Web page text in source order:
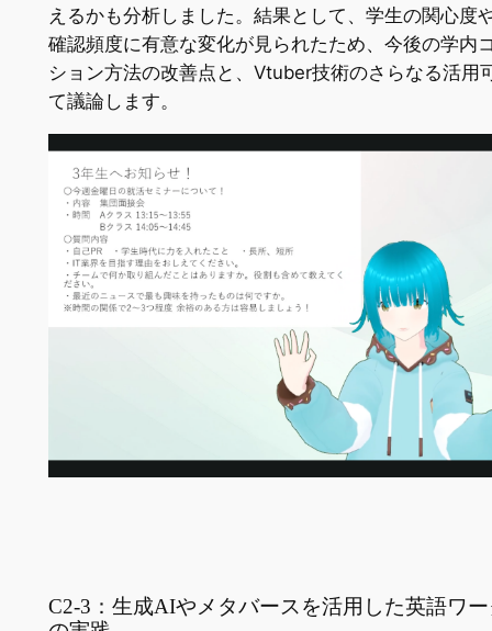
えるかも分析しました。結果として、学生の関心度
確認頻度に有意な変化が見られたため、今後の学内
ション方法の改善点と、Vtuber技術のさらなる活用
て議論します。
C2-3：生成AIやメタバースを活用した英語ワ